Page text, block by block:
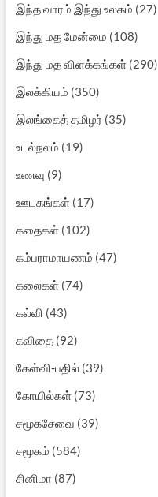
இந்த வாரம் இந்து உலகம் (27)
இந்து மத மேன்மை (108)
இந்து மத விளக்கங்கள்(290)
இலக்கியம் (350)
இலங்கைத் தமிழர் (35)
உடல்நலம் (19)
உணவு (9)
ஊடகங்கள்(17)
கதைகள்(102)
கம்பராமாயணம் (47)
கலைகள்(74)
கல்வி (43)
கவிதை(92)
கேள்வி-பதில்(39)
கோயில்கள்(73)
சமூகசேவை (39)
சமூகம் (584)
சினிமா (87)